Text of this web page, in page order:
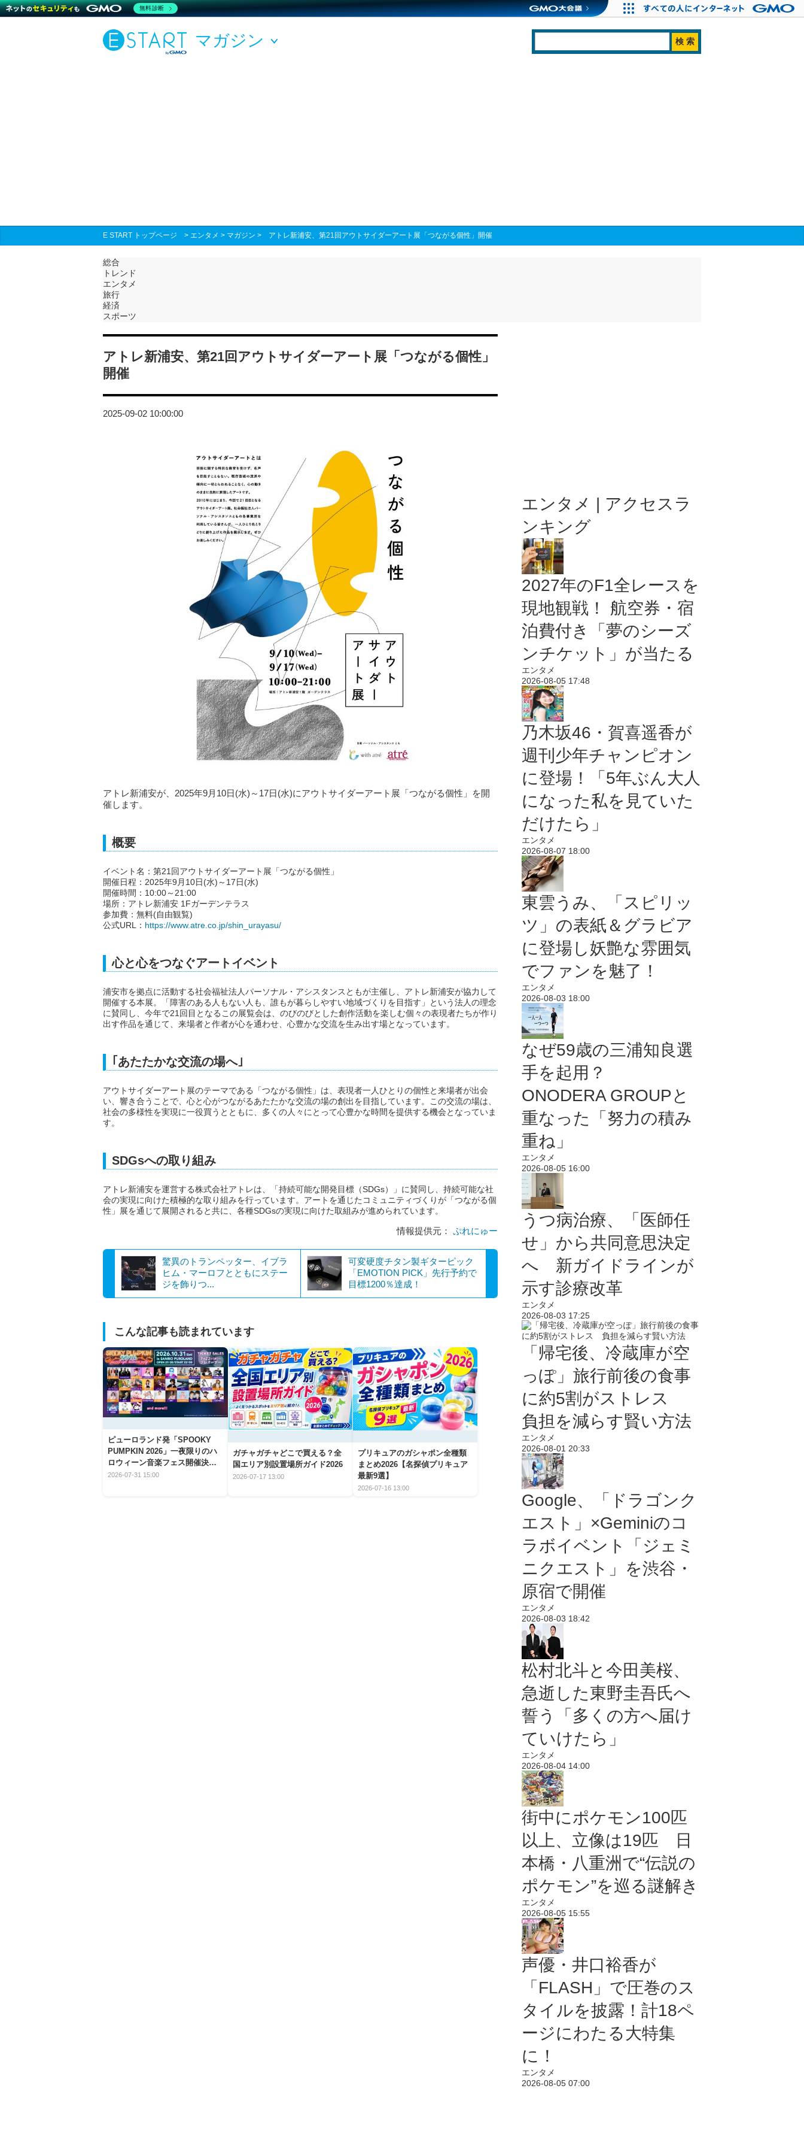
マガジン
E START トップページ > エンタメ > マガジン > アトレ新浦安、第21回アウトサイダーアート展「つながる個性」開催
総合
トレンド
エンタメ
旅行
経済
スポーツ
アトレ新浦安、第21回アウトサイダーアート展「つながる個性」
開催
2025-09-02 10:00:00
アトレ新浦安が、2025年9月10日(水)～17日(水)にアウトサイダーアート展「つながる個性」を開
催します。
概要
イベント名：第21回アウトサイダーアート展「つながる個性」
開催日程：2025年9月10日(水)～17日(水)
開催時間：10:00～21:00
場所：アトレ新浦安 1Fガーデンテラス
参加費：無料(自由観覧)
公式URL： https://www.atre.co.jp/shin_urayasu/
心と心をつなぐアートイベント
浦安市を拠点に活動する社会福祉法人パーソナル・アシスタンスともが主催し、アトレ新浦安が協力して
開催する本展。「障害のある人もない人も、誰もが暮らしやすい地域づくりを目指す」という法人の理念
に賛同し、今年で21回目となるこの展覧会は、のびのびとした創作活動を楽しむ個々の表現者たちが作り
出す作品を通じて、来場者と作者が心を通わせ、心豊かな交流を生み出す場となっています。
｢あたたかな交流の場へ｣
アウトサイダーアート展のテーマである「つながる個性」は、表現者一人ひとりの個性と来場者が出会
い、響き合うことで、心と心がつながるあたたかな交流の場の創出を目指しています。この交流の場は、
社会の多様性を実現に一役買うとともに、多くの人々にとって心豊かな時間を提供する機会となっていま
す。
SDGsへの取り組み
アトレ新浦安を運営する株式会社アトレは、「持続可能な開発目標（SDGs）」に賛同し、持続可能な社
会の実現に向けた積極的な取り組みを行っています。アートを通じたコミュニティづくりが「つながる個
性」展を通じて展開されると共に、各種SDGsの実現に向けた取組みが進められています。
情報提供元： ぷれにゅー
驚異のトランペッター、イブラ
ヒム・マーロフとともにステー
ジを飾りつ...
可変硬度チタン製ギターピック
「EMOTION PICK」先行予約で
目標1200％達成！
こんな記事も読まれています
ピューロランド発「SPOOKY
PUMPKIN 2026」一夜限りのハ
ロウィーン音楽フェス開催決
定！
2026-07-31 15:00
ガチャガチャどこで買える？全
国エリア別設置場所ガイド2026
2026-07-17 13:00
プリキュアのガシャポン全種類
まとめ2026【名探偵プリキュア
最新9選】
2026-07-16 13:00
エンタメ | アクセスラ
ンキング
2027年のF1全レースを
現地観戦！ 航空券・宿
泊費付き「夢のシーズ
ンチケット」が当たる
エンタメ
2026-08-05 17:48
乃木坂46・賀喜遥香が
週刊少年チャンピオン
に登場！「5年ぶん大人
になった私を見ていた
だけたら」
エンタメ
2026-08-07 18:00
東雲うみ、「スピリッ
ツ」の表紙＆グラビア
に登場し妖艶な雰囲気
でファンを魅了！
エンタメ
2026-08-03 18:00
なぜ59歳の三浦知良選
手を起用？
ONODERA GROUPと
重なった「努力の積み
重ね」
エンタメ
2026-08-05 16:00
うつ病治療、「医師任
せ」から共同意思決定
へ 新ガイドラインが
示す診療改革
エンタメ
2026-08-03 17:25
「帰宅後、冷蔵庫が空
っぽ」旅行前後の食事
に約5割がストレス
負担を減らす賢い方法
エンタメ
2026-08-01 20:33
Google、「ドラゴンク
エスト」×Geminiのコ
ラボイベント「ジェミ
ニクエスト」を渋谷・
原宿で開催
エンタメ
2026-08-03 18:42
松村北斗と今田美桜、
急逝した東野圭吾氏へ
誓う「多くの方へ届け
ていけたら」
エンタメ
2026-08-04 14:00
街中にポケモン100匹
以上、立像は19匹 日
本橋・八重洲で“伝説の
ポケモン”を巡る謎解き
エンタメ
2026-08-05 15:55
声優・井口裕香が
「FLASH」で圧巻のス
タイルを披露！計18ペ
ージにわたる大特集
に！
エンタメ
2026-08-05 07:00
無料診断